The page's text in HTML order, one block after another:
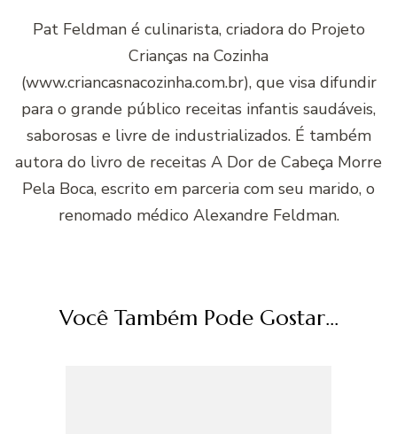
Pat Feldman é culinarista, criadora do Projeto
Crianças na Cozinha
(www.criancasnacozinha.com.br), que visa difundir
para o grande público receitas infantis saudáveis,
saborosas e livre de industrializados. É também
autora do livro de receitas A Dor de Cabeça Morre
Pela Boca, escrito em parceria com seu marido, o
renomado médico Alexandre Feldman.
Você Também Pode Gostar...